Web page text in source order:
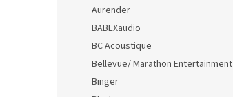
Aurender
BABEXaudio
BC Acoustique
Bellevue/ Marathon Entertainment
Binger